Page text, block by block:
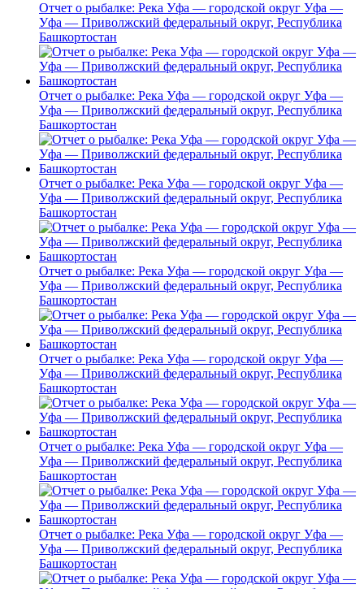
Отчет о рыбалке: Река Уфа — городской округ Уфа —
Уфа — Приволжский федеральный округ, Республика
Башкортостан
Отчет о рыбалке: Река Уфа — городской округ Уфа —
Уфа — Приволжский федеральный округ, Республика
Башкортостан
Отчет о рыбалке: Река Уфа — городской округ Уфа —
Уфа — Приволжский федеральный округ, Республика
Башкортостан
Отчет о рыбалке: Река Уфа — городской округ Уфа —
Уфа — Приволжский федеральный округ, Республика
Башкортостан
Отчет о рыбалке: Река Уфа — городской округ Уфа —
Уфа — Приволжский федеральный округ, Республика
Башкортостан
Отчет о рыбалке: Река Уфа — городской округ Уфа —
Уфа — Приволжский федеральный округ, Республика
Башкортостан
Отчет о рыбалке: Река Уфа — городской округ Уфа —
Уфа — Приволжский федеральный округ, Республика
Башкортостан